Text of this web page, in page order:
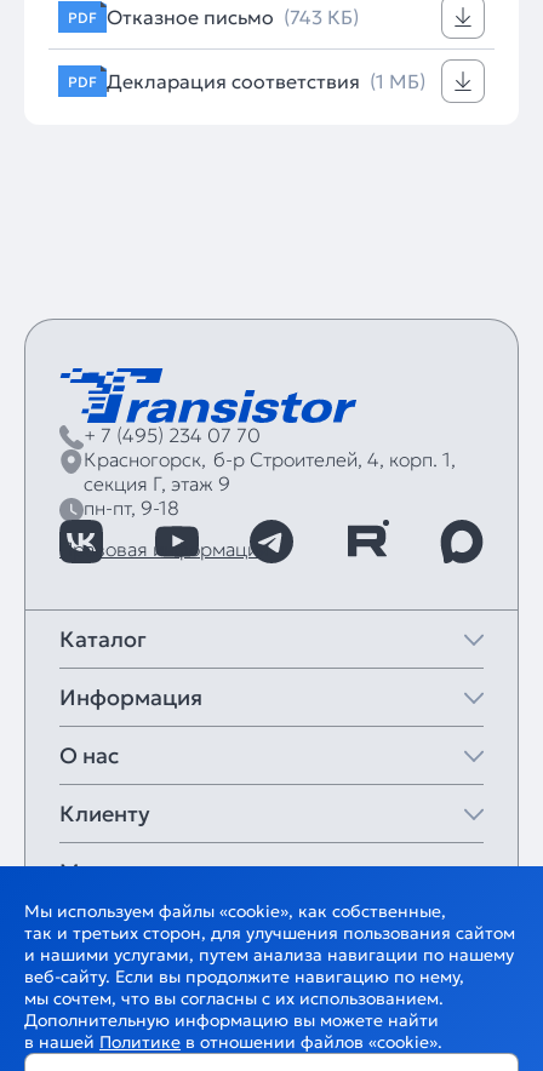
PDF Отказное письмо (743 КБ)
PDF Декларация соответствия (1 МБ)
+ 7 (495) 234 07 70
Красногорск, б‑р Строителей, 4, корп. 1,
секция Г, этаж 9
пн-пт, 9-18
Правовая информация
Каталог
Информация
О нас
Клиенту
Мои закладки
Мы используем файлы «cookie», как собственные,
так и третьих сторон, для улучшения пользования сайтом
и нашими услугами, путем анализа навигации по нашему
веб-сайту. Если вы продолжите навигацию по нему,
мы сочтем, что вы согласны с их использованием.
Дополнительную информацию вы можете найти
в нашей Политике в отношении файлов «cookie».